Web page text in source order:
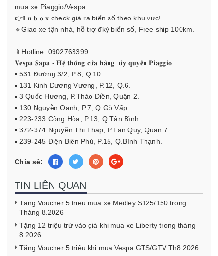
mua xe Piaggio/Vespa.
👉𝐈.𝐧.𝐛.𝐨.𝐱 check giá ra biển số theo khu vực!
🔹Giao xe tận nhà, hỗ trợ đký biển số, Free ship 100km.
📱Hotline: 0902763399
𝐕𝐞𝐬𝐩𝐚 𝐒𝐚𝐩𝐚 - 𝐇𝐞̣̂ 𝐭𝐡𝐨̂́𝐧𝐠 𝐜𝐮̛̉𝐚 𝐡𝐚̀𝐧𝐠 𝐮̉𝐲 𝐪𝐮𝐲𝐞̂̀𝐧 𝐏𝐢𝐚𝐠𝐠𝐢𝐨.
▪️ 531 Đường 3/2, P.8, Q.10.
▪️ 131 Kinh Dương Vương, P.12, Q.6.
▪️ 3 Quốc Hương, P.Thảo Điền, Quận 2.
▪️ 130 Nguyễn Oanh, P.7, Q.Gò Vấp
▪️ 223-233 Cộng Hòa, P.13, Q.Tân Bình.
▪️ 372-374 Nguyễn Thị Thập, P.Tân Quy, Quận 7.
▪️ 239-245 Điện Biên Phủ, P.15, Q.Bình Thạnh.
Chia sẻ:
TIN LIÊN QUAN
Tặng Voucher 5 triệu mua xe Medley S125/150 trong
Tháng 8.2026
Tặng 12 triệu trừ vào giá khi mua xe Liberty trong tháng
8.2026
Tặng Voucher 5 triệu khi mua Vespa GTS/GTV Th8.2026